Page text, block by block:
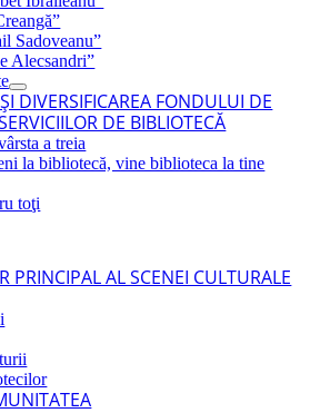
Sadoveanu”
Alecsandri”
DIVERSIFICAREA FONDULUI DE
DE BIBLIOTECĂ
a treia
la bibliotecă, vine biblioteca la tine
toţi
PRINCIPAL AL SCENEI CULTURALE